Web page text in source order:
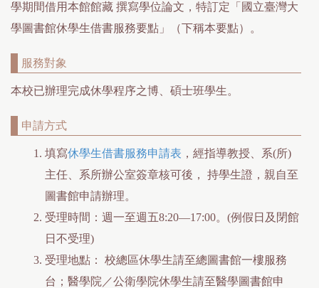
學期間借用本館館藏 撰寫學位論文，特訂定「國立臺灣大
學圖書館休學生借書服務要點」（下稱本要點）。
服務對象
本校已辦理完成休學程序之博、碩士班學生。
申請方式
填寫休學生借書服務申請表 ，經指導教授、系(所)
主任、系所辦公室簽章核可後， 持學生證，親自至
圖書館申請辦理。
受理時間：週一至週五8:20—17:00。(例假日及閉館
日不受理)
受理地點： 校總區休學生請至總圖書館一樓服務
台；醫學院／公衛學院休學生請至醫學圖書館申